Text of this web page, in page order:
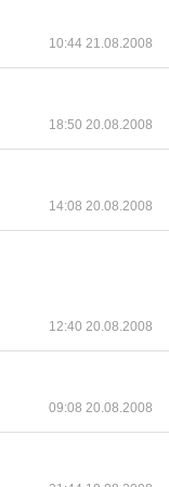
10:44 21.08.2008
18:50 20.08.2008
14:08 20.08.2008
12:40 20.08.2008
09:08 20.08.2008